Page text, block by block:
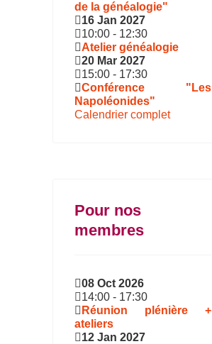
de la généalogie"
16 Jan 2027
10:00 - 12:30
Atelier généalogie
20 Mar 2027
15:00 - 17:30
Conférence "Les
Napoléonides"
Calendrier complet
Pour nos
membres
08 Oct 2026
14:00 - 17:30
Réunion plénière +
ateliers
12 Jan 2027